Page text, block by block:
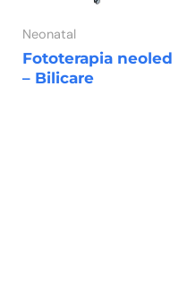
Neonatal
Fototerapia neoled
– Bilicare